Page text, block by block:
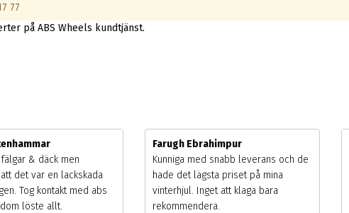
77
på ABS Wheels kundtjänst.
& däck men
det var en lackskada
Tog kontakt med abs
löste allt.
Farugh Ebrahimpur
Kunniga med snabb leverans och de
hade det lägsta priset på mina
vinterhjul. Inget att klaga bara
rekommendera.